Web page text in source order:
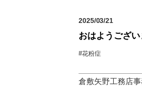
2025/03/21
おはようござ
#花粉症
倉敷矢野工務店